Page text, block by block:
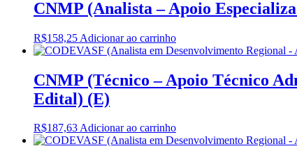
CNMP (Analista – Apoio
R$158,25 Adicionar ao carrinho
CNMP (Técnico – Apoio Técnico
Edital) (E)
R$187,63Adicionar ao carrinho